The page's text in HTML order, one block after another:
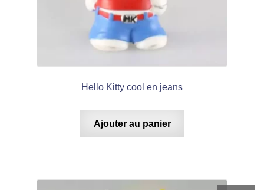
Hello Kitty cool en jeans
Ajouter au panier